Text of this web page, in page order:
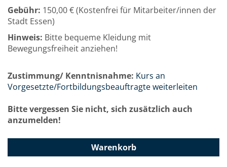
Gebühr: 150,00 € (Kostenfrei für Mitarbeiter/innen der
Stadt Essen)
Hinweis: Bitte bequeme Kleidung mit
Bewegungsfreiheit anziehen!
Zustimmung/ Kenntnisnahme: Kurs an
Vorgesetzte/Fortbildungsbeauftragte weiterleiten
Bitte vergessen Sie nicht, sich zusätzlich auch
anzumelden!
Warenkorb